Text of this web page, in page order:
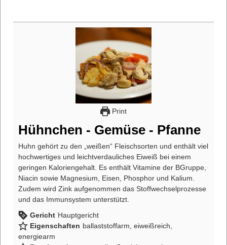
Print
Hühnchen - Gemüse - Pfanne
Huhn gehört zu den „weißen“ Fleischsorten und enthält viel
hochwertiges und leichtverdauliches Eiweiß bei einem
geringen Kaloriengehalt. Es enthält Vitamine der BGruppe,
Niacin sowie Magnesium, Eisen, Phosphor und Kalium.
Zudem wird Zink aufgenommen das Stoffwechselprozesse
und das Immunsystem unterstützt.
Gericht Hauptgericht
Eigenschaften ballaststoffarm, eiweißreich,
energiearm